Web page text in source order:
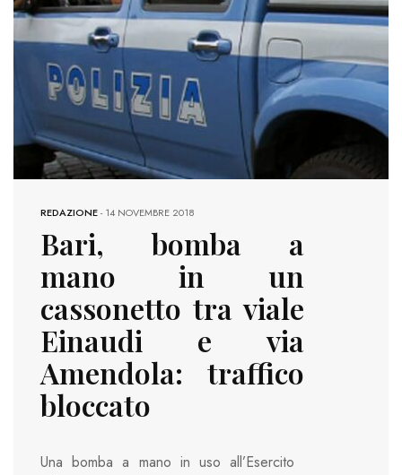
REDAZIONE-14 NOVEMBRE 2018
Bari, bomba a
mano in un
cassonetto tra viale
Einaudi e via
Amendola: traffico
bloccato
Una bomba a mano in uso all’Esercito